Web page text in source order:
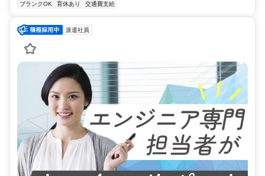
ブランクOK
育休あり 交通費支給
派遣社員